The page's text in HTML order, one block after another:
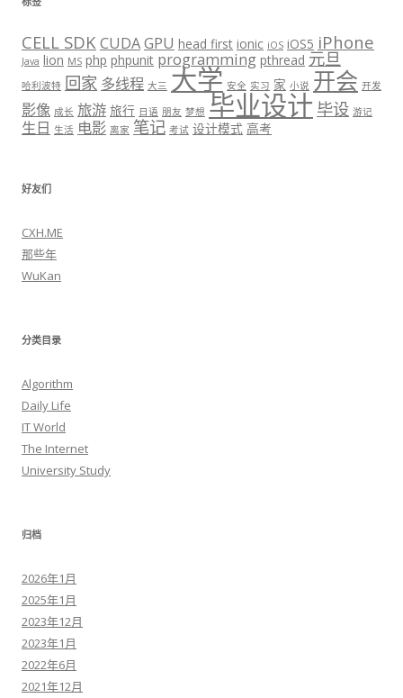
CELL SDKCUDAGPU head first ionic iOS iOS5 iPhone
Java lion MS php phpunit programming pthread 元旦
哈利波特 回家 多线程 大三 大学 安全 实习 家 小说 开会 开发
影像 成长 旅游 旅行 日语 朋友 梦想 毕业设计 毕设 游记
生日 生活 电影 离家 笔记 考试 设计模式 高考
好友们
CXH.ME
那些年
WuKan
分类目录
Algorithm
Daily Life
IT World
The Internet
University Study
归档
2026年1月
2025年1月
2023年12月
2023年1月
2022年6月
2021年12月